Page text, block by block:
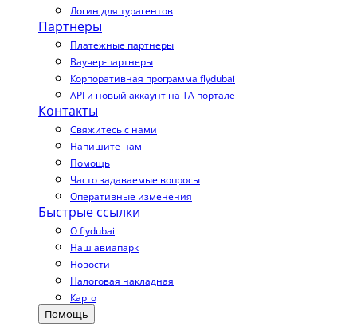
Логин для турагентов
Партнеры
Платежные партнеры
Ваучер-партнеры
Корпоративная программа flydubai
API и новый аккаунт на TA портале
Контакты
Свяжитесь с нами
Напишите нам
Помощь
Часто задаваемые вопросы
Оперативные изменения
Быстрые ссылки
О flydubai
Наш авиапарк
Новости
Налоговая накладная
Карго
Помощь